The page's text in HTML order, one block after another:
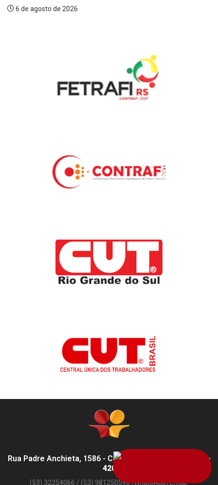
6 de agosto de 2026
Rua Padre Anchieta, 1586 - Centro, Pelotas - RS,
96015-
420
(53) 32254066 / (53) 981250596 (WhatsApp) Email: